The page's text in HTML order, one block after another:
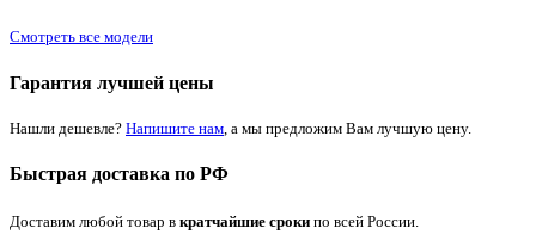
Смотреть все модели
Гарантия лучшей цены
Нашли дешевле? Напишите нам , а мы предложим Вам лучшую цену.
Быстрая доставка по РФ
Доставим любой товар в кратчайшие сроки по всей России.